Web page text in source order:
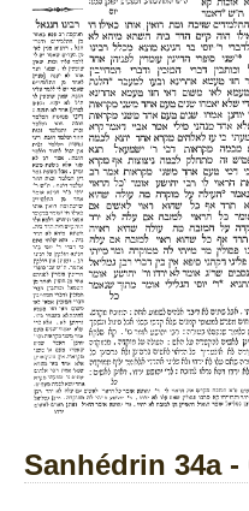
Sanhédrin 34a -